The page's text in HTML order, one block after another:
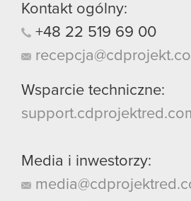
Kontakt ogólny:
+48 22 519 69 00
Wsparcie techniczne:
Media i inwestorzy: